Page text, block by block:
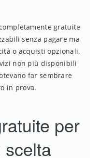
gratuite
senza pagare ma
o acquisti opzionali.
non più disponibili
far sembrare
in prova.
per
scelta